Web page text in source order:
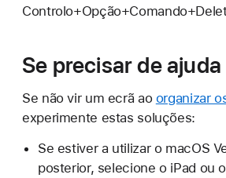
Se precisar de ajuda
Se não vir um ecrã ao organizar
experimente estas soluções:
Se estiver a utilizar o macOS
posterior, selecione o iPad ou